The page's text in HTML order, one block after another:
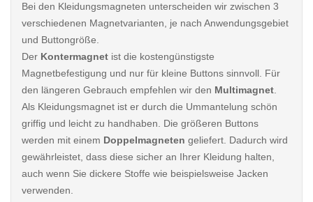
Bei den Kleidungsmagneten unterscheiden wir zwischen 3
verschiedenen Magnetvarianten, je nach Anwendungsgebiet
und Buttongröße.
Der Kontermagnet ist die kostengünstigste
Magnetbefestigung und nur für kleine Buttons sinnvoll. Für
den längeren Gebrauch empfehlen wir den Multimagnet
Als Kleidungsmagnet ist er durch die Ummantelung schön
griffig und leicht zu handhaben. Die größeren Buttons
werden mit einem Doppelmagneten geliefert. Dadurch wird
gewährleistet, dass diese sicher an Ihrer Kleidung halten,
auch wenn Sie dickere Stoffe wie beispielsweise Jacken
verwenden.